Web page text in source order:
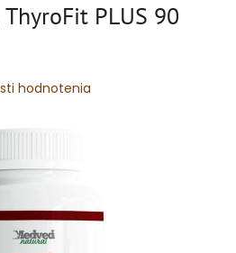
PLUS 90
hodnotenia